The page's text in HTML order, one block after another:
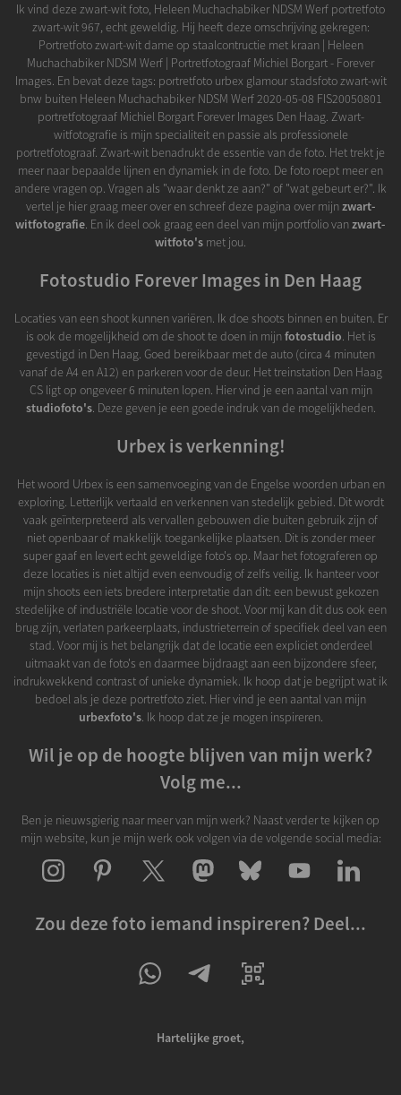
Ik vind deze zwart-wit foto, Heleen Muchachabiker NDSM Werf portretfoto
zwart-wit 967, echt geweldig. Hij heeft deze omschrijving gekregen:
Portretfoto zwart-wit dame op staalcontructie met kraan | Heleen
Muchachabiker NDSM Werf | Portretfotograaf Michiel Borgart - Forever
Images. En bevat deze tags: portretfoto urbex glamour stadsfoto zwart-wit
bnw buiten Heleen Muchachabiker NDSM Werf 2020-05-08 FIS20050801
portretfotograaf Michiel Borgart Forever Images Den Haag. Zwart-
witfotografie is mijn specialiteit en passie als professionele
portretfotograaf. Zwart-wit benadrukt de essentie van de foto. Het trekt je
meer naar bepaalde lijnen en dynamiek in de foto. De foto roept meer en
andere vragen op. Vragen als "waar denkt ze aan?" of "wat gebeurt er?". Ik
vertel je hier graag meer over en schreef deze pagina over mijnzwart-
witfotografie. En ik deel ook graag een deel van mijn portfolio vanzwart-
witfoto's met jou.
Fotostudio Forever Images in Den Haag
Locaties van een shoot kunnen variëren. Ik doe shoots binnen en buiten. Er
is ook de mogelijkheid om de shoot te doen in mijnfotostudio. Het is
gevestigd in Den Haag. Goed bereikbaar met de auto (circa 4 minuten
vanaf de A4 en A12) en parkeren voor de deur. Het treinstation Den Haag
CS ligt op ongeveer 6 minuten lopen. Hier vind je een aantal van mijn
studiofoto's. Deze geven je een goede indruk van de mogelijkheden.
Urbex is verkenning!
Het woord Urbex is een samenvoeging van de Engelse woorden urban en
exploring. Letterlijk vertaald en verkennen van stedelijk gebied. Dit wordt
vaak geïnterpreteerd als vervallen gebouwen die buiten gebruik zijn of
niet openbaar of makkelijk toegankelijke plaatsen. Dit is zonder meer
super gaaf en levert echt geweldige foto's op. Maar het fotograferen op
deze locaties is niet altijd even eenvoudig of zelfs veilig. Ik hanteer voor
mijn shoots een iets bredere interpretatie dan dit: een bewust gekozen
stedelijke of industriële locatie voor de shoot. Voor mij kan dit dus ook een
brug zijn, verlaten parkeerplaats, industrieterrein of specifiek deel van een
stad. Voor mij is het belangrijk dat de locatie een expliciet onderdeel
uitmaakt van de foto's en daarmee bijdraagt aan een bijzondere sfeer,
indrukwekkend contrast of unieke dynamiek. Ik hoop dat je begrijpt wat ik
bedoel als je deze portretfoto ziet. Hier vind je een aantal van mijn
urbexfoto's. Ik hoop dat ze je mogen inspireren.
Wil je op de hoogte blijven van mijn werk?
Volg me...
Ben je nieuwsgierig naar meer van mijn werk? Naast verder te kijken op
mijn website, kun je mijn werk ook volgen via de volgende social media:
Zou deze foto iemand inspireren? Deel...
Hartelijke groet,